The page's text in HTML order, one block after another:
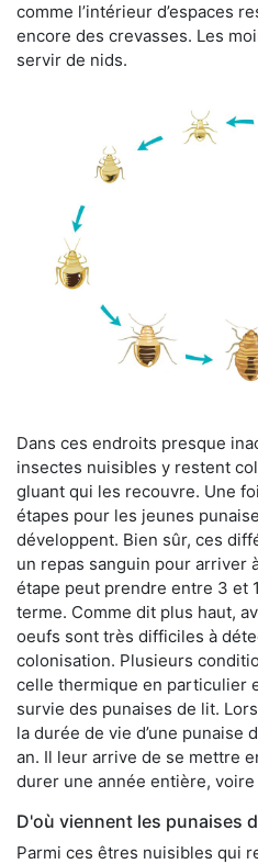
comme l’intérieur d’espaces
encore des crevasses. Les
servir de nids.
Dans ces endroits presque
insectes nuisibles y restent
gluant qui les recouvre. Une
étapes pour les jeunes
développent. Bien sûr, ces
un repas sanguin pour arriver
étape peut prendre entre 3 et
terme. Comme dit plus haut,
oeufs sont très difficiles à
colonisation. Plusieurs
celle thermique en particulier
survie des punaises de lit.
la durée de vie d’une punaise
an. Il leur arrive de se mettre
durer une année entière, voire
D'où viennent les punaises
Parmi ces êtres nuisibles qui